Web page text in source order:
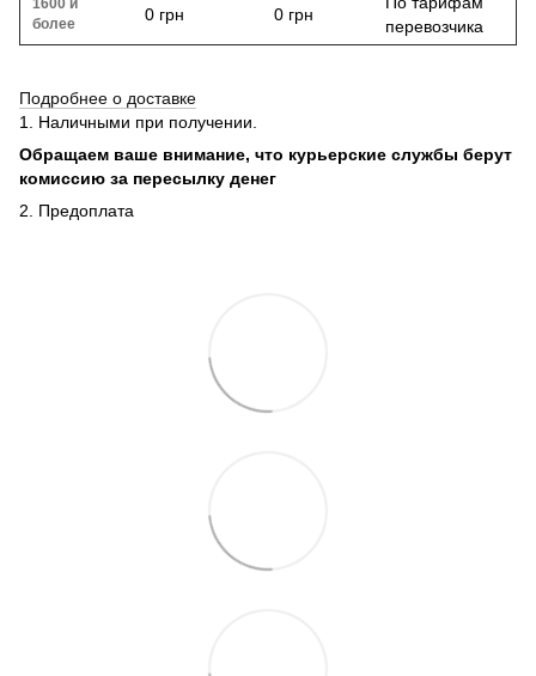
более
0 грн 0 грн
перевозчика
Подробнее о доставке
1. Наличными при получении.
Обращаем ваше внимание, что курьерские службы берут
комиссию за пересылку денег
2. Предоплата